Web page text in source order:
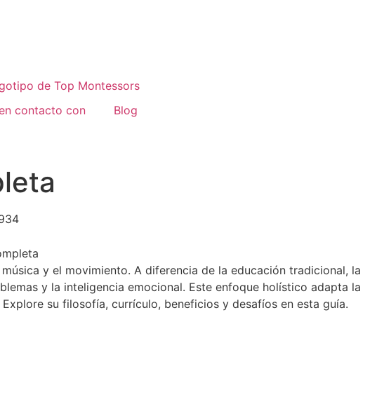
contacto con
Blog
y el movimiento. A diferencia de la educación tradicional, la
y la inteligencia emocional. Este enfoque holístico adapta la
su filosofía, currículo, beneficios y desafíos en esta guía.